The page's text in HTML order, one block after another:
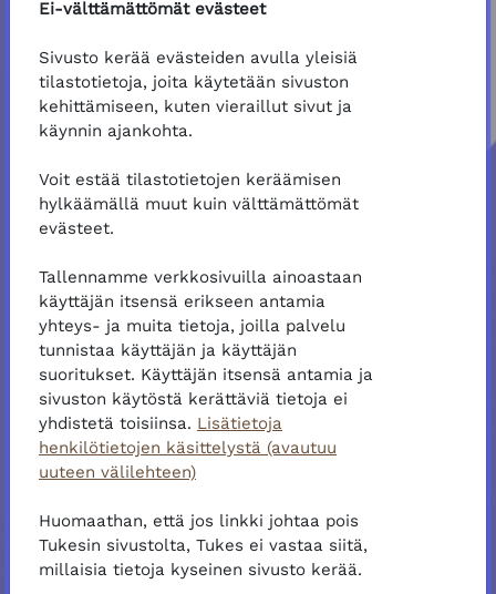
Luo tunnus
Käyttäjätunnuksen avulla voit tallentaa
edistymisesi koulutuksissa, ja saat
Kirjautuneena suorittamasi koulutukset
jäävät muistiin. Voit myös merkitä
koulutuksia suosikki-listallesi.
Luo käyttäjätunnus
Tutustu
rekisteröitymistä. Vierailijana et kuitenkaan
voi seurata opintojesi edistymistä tai ladata
suorituksistasi todistusta.
Ei-välttämättömät evästeet
Sivusto kerää evästeiden avulla yleisiä
tilastotietoja, joita käytetään sivuston
kehittämiseen, kuten vieraillut sivut ja
käynnin ajankohta.
Voit estää tilastotietojen keräämisen
hylkäämällä muut kuin välttämättömät
evästeet.
Tallennamme verkkosivuilla ainoastaan
käyttäjän itsensä erikseen antamia
yhteys- ja muita tietoja, joilla palvelu
tunnistaa käyttäjän ja käyttäjän
suoritukset. Käyttäjän itsensä antamia ja
sivuston käytöstä kerättäviä tietoja ei
yhdistetä toisiinsa. Lisätietoja
henkilötietojen käsittelystä (avautuu
uuteen välilehteen)
Huomaathan, että jos linkki johtaa pois
Tukesin sivustolta, Tukes ei vastaa siitä,
millaisia tietoja kyseinen sivusto kerää.